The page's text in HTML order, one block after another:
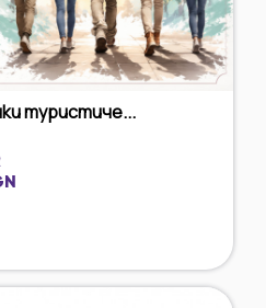
туристиче...